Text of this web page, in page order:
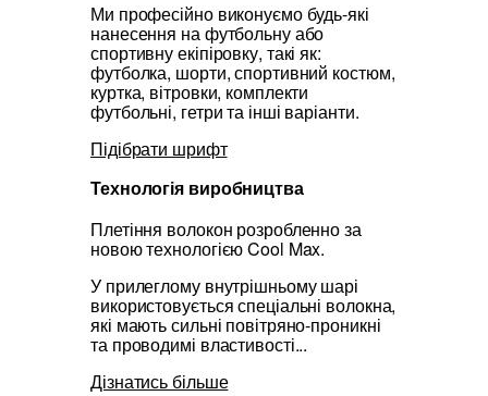
Ми професійно виконуємо будь-які
нанесення на футбольну або
спортивну екіпіровку, такі як:
футболка, шорти, спортивний костюм,
куртка, вітровки, комплекти
футбольні, гетри та інші варіанти.
Підібрати шрифт
Технологія виробництва
Плетіння волокон розробленно за
новою технологією Cool Max.
У прилеглому внутрішньому шарі
використовується спеціальні волокна,
які мають сильні повітряно-проникні
та проводимі властивості...
Дізнатись більше